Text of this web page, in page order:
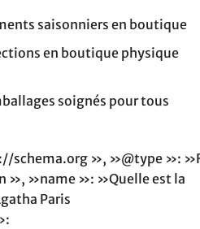
saisonniers en boutique
en boutique physique
soignés pour tous
», »@type »:
», »name »: »Quelle est la
Paris